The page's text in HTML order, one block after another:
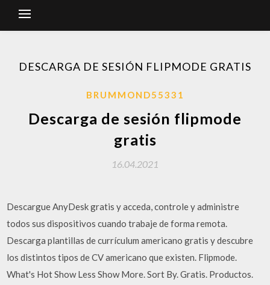
DESCARGA DE SESIÓN FLIPMODE GRATIS
BRUMMOND55331
Descarga de sesión flipmode
gratis
16.04.2021
Descargue AnyDesk gratis y acceda, controle y administre
todos sus dispositivos cuando trabaje de forma remota.
Descarga plantillas de currículum americano gratis y descubre
los distintos tipos de CV americano que existen. Flipmode.
What's Hot Show Less Show More. Sort By. Gratis. Productos.